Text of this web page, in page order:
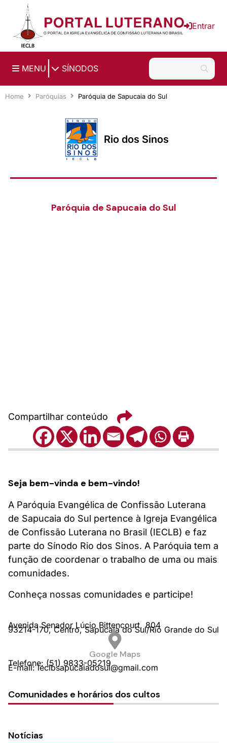
Ir para o conteúdo principal
Entrar
MENU SÍNODOS
Home Paróquias Paróquia de Sapucaia do Sul
Rio dos Sinos
Paróquia de Sapucaia do Sul
Compartilhar conteúdo
Seja bem-vinda e bem-vindo!
A Paróquia Evangélica de Confissão Luterana
de Sapucaia do Sul pertence à Igreja Evangélica
de Confissão Luterana no Brasil (IECLB) e faz
parte do Sínodo Rio dos Sinos. A Paróquia tem a
função de coordenar o trabalho de uma ou mais
comunidades.
Conheça nossas comunidades e participe!
Avenida Senador Lúcio Bittencourt, 804
93214-170, Centro, Sapucaia do Sul/Rio Grande do Sul
Google Maps
Telefone: (51) 9833-05219
E-mail: ieclbsapucaiadosul@gmail.com
Comunidades e horários dos cultos
Notícias